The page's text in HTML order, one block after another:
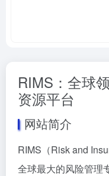
RIMS：全球
资源平台
网站简介
RIMS（Risk and
全球最大的风险管理